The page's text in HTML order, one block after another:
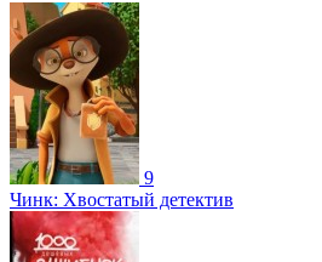
9
Чинк: Хвостатый детектив